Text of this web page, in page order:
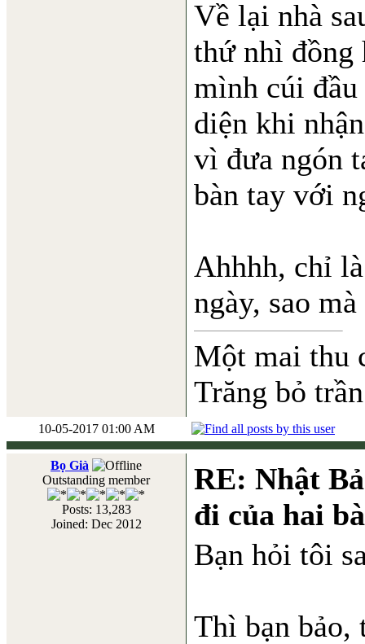
Về lại nhà
thứ nhì đồng
mình cúi
diện khi
vì đưa ngón
bàn tay với
Ahhhh, chỉ
ngày, sao
Một mai thu
Trăng bỏ
10-05-2017 01:00 AM
Bọ Già
Outstanding member
Posts: 13,283
Joined: Dec 2012
RE: Nhật
đi của hai
Bạn hỏi tôi
Thì bạn bảo,